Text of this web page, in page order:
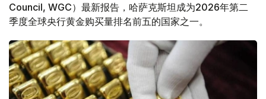
Council, WGC）最新报告，哈萨克斯坦成为2026年第二
季度全球央行黄金购买量排名前五的国家之一。